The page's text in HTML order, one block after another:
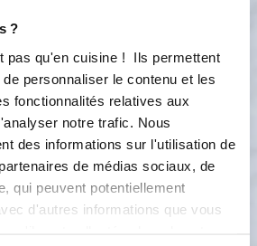
?
pas qu'en cuisine ! Ils permettent
personnaliser le contenu et les
fonctionnalités relatives aux
notre trafic. Nous
des informations sur l'utilisation de
de médias sociaux, de
qui peuvent potentiellement
d'autres informations que vous
Ajouter l'eau et un cube de bouillon
minutes, la température sur 110°C et
la vitesse sur 2.
15min
110 °C
2
Retirer le verre doseur et placer le
panier inox à l'envers sur le couvercle.